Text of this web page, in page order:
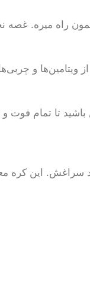
راه میره. غصه
و
تا تمام فوت
سراغش. این کره